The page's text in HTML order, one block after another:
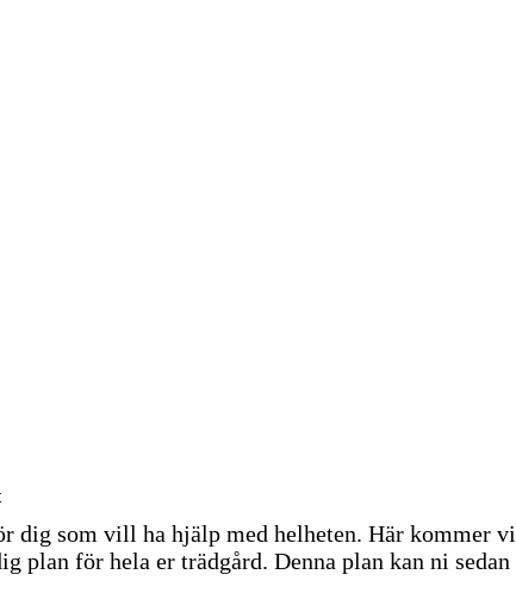
dig som vill ha hjälp med helheten. Här kommer
plan för hela er trädgård. Denna plan kan ni